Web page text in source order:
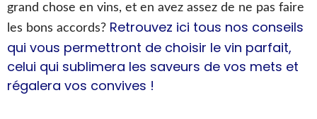
grand chose en vins, et en avez assez de ne pas faire
les bons accords? Retrouvez ici tous nos conseils
qui vous permettront de choisir le vin parfait,
celui qui sublimera les saveurs de vos mets et
régalera vos convives !